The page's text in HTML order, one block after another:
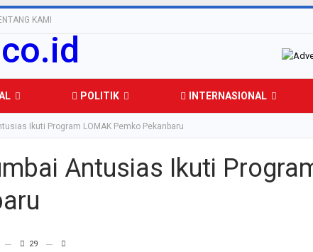
KAMI
POLITIK INTERNASIONAL
Ikuti Program LOMAK Pemko Pekanbaru
Antusias Ikuti
29